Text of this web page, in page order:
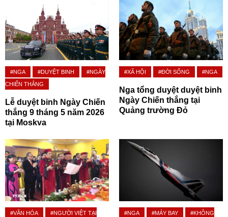
#NGA #DUYỆT BINH
#NGÀY
CHIẾN THẮNG
Lễ duyệt binh Ngày Chiến
thắng 9 tháng 5 năm 2026
tại Moskva
#XÃ HỘI #ĐỜI SỐNG #NGA
Nga tổng duyệt duyệt binh
Ngày Chiến thắng tại
Quảng trường Đỏ
#VĂN HÓA
#NGƯỜI VIỆT TẠI
#NGA #MÁY BAY
#KHÔNG